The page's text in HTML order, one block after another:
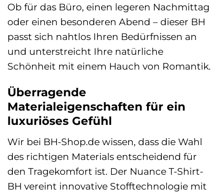
Ob für das Büro, einen legeren Nachmittag
oder einen besonderen Abend – dieser BH
passt sich nahtlos Ihren Bedürfnissen an
und unterstreicht Ihre natürliche
Schönheit mit einem Hauch von Romantik.
Überragende
Materialeigenschaften für ein
luxuriöses Gefühl
Wir bei BH-Shop.de wissen, dass die Wahl
des richtigen Materials entscheidend für
den Tragekomfort ist. Der Nuance T-Shirt-
BH vereint innovative Stofftechnologie mit